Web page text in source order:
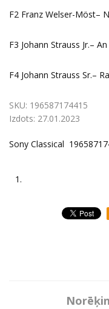
F2 Franz Welser-Möst–
F3 Johann Strauss Jr.–
F4 Johann Strauss Sr.–
SKU: 196587174415
Izdots: 27.01.2023
Sony Classical
1.